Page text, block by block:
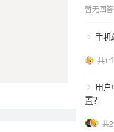
暂无回答
手机
共1
用
置？
共